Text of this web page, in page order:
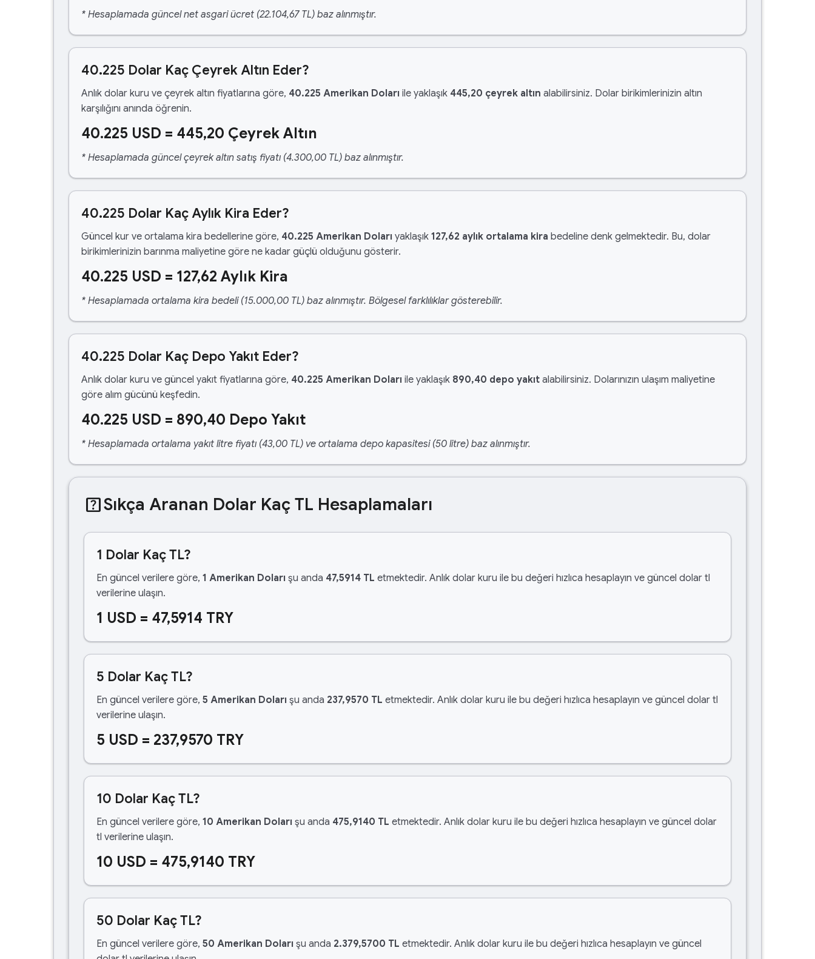
* Hesaplamada güncel net asgari ücret (22.104,67 TL) baz alınmıştır.
40.225 Dolar Kaç Çeyrek Altın Eder?
Anlık dolar kuru ve çeyrek altın fiyatlarına göre, 40.225 Amerikan Doları ile yaklaşık 445,20 çeyrek altın alabilirsiniz. Dolar birikimlerinizin altın
karşılığını anında öğrenin.
40.225 USD = 445,20 Çeyrek Altın
* Hesaplamada güncel çeyrek altın satış fiyatı (4.300,00 TL) baz alınmıştır.
40.225 Dolar Kaç Aylık Kira Eder?
Güncel kur ve ortalama kira bedellerine göre, 40.225 Amerikan Doları yaklaşık 127,62 aylık ortalama kira bedeline denk gelmektedir. Bu, dolar
birikimlerinizin barınma maliyetine göre ne kadar güçlü olduğunu gösterir.
40.225 USD = 127,62 Aylık Kira
* Hesaplamada ortalama kira bedeli (15.000,00 TL) baz alınmıştır. Bölgesel farklılıklar gösterebilir.
40.225 Dolar Kaç Depo Yakıt Eder?
Anlık dolar kuru ve güncel yakıt fiyatlarına göre, 40.225 Amerikan Doları ile yaklaşık 890,40 depo yakıt alabilirsiniz. Dolarınızın ulaşım maliyetine
göre alım gücünü keşfedin.
40.225 USD = 890,40 Depo Yakıt
* Hesaplamada ortalama yakıt litre fiyatı (43,00 TL) ve ortalama depo kapasitesi (50 litre) baz alınmıştır.
help_centerSıkça Aranan Dolar Kaç TL Hesaplamaları
1 Dolar Kaç TL?
En güncel verilere göre, 1 Amerikan Doları şu anda 47,5914 TL etmektedir. Anlık dolar kuru ile bu değeri hızlıca hesaplayın ve güncel dolar tl
verilerine ulaşın.
1 USD = 47,5914 TRY
5 Dolar Kaç TL?
En güncel verilere göre, 5 Amerikan Doları şu anda 237,9570 TL etmektedir. Anlık dolar kuru ile bu değeri hızlıca hesaplayın ve güncel dolar tl
verilerine ulaşın.
5 USD = 237,9570 TRY
10 Dolar Kaç TL?
En güncel verilere göre, 10 Amerikan Doları şu anda 475,9140 TL etmektedir. Anlık dolar kuru ile bu değeri hızlıca hesaplayın ve güncel dolar
tl verilerine ulaşın.
10 USD = 475,9140 TRY
50 Dolar Kaç TL?
En güncel verilere göre, 50 Amerikan Doları şu anda 2.379,5700 TL etmektedir. Anlık dolar kuru ile bu değeri hızlıca hesaplayın ve güncel